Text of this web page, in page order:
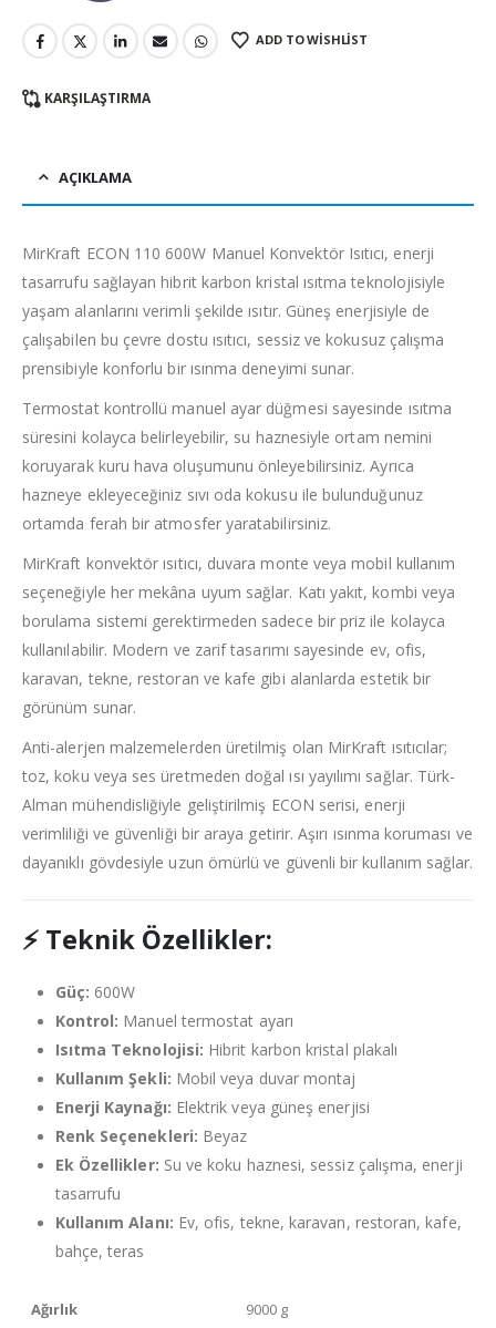
ADD TO WISHLIST
KARŞILAŞTIRMA
AÇIKLAMA
MirKraft ECON 110 600W Manuel Konvektör Isıtıcı, enerji
tasarrufu sağlayan hibrit karbon kristal ısıtma teknolojisiyle
yaşam alanlarını verimli şekilde ısıtır. Güneş enerjisiyle de
çalışabilen bu çevre dostu ısıtıcı, sessiz ve kokusuz çalışma
prensibiyle konforlu bir ısınma deneyimi sunar.
Termostat kontrollü manuel ayar düğmesi sayesinde ısıtma
süresini kolayca belirleyebilir, su haznesiyle ortam nemini
koruyarak kuru hava oluşumunu önleyebilirsiniz. Ayrıca
hazneye ekleyeceğiniz sıvı oda kokusu ile bulunduğunuz
ortamda ferah bir atmosfer yaratabilirsiniz.
MirKraft konvektör ısıtıcı, duvara monte veya mobil kullanım
seçeneğiyle her mekâna uyum sağlar. Katı yakıt, kombi veya
borulama sistemi gerektirmeden sadece bir priz ile kolayca
kullanılabilir. Modern ve zarif tasarımı sayesinde ev, ofis,
karavan, tekne, restoran ve kafe gibi alanlarda estetik bir
görünüm sunar.
Anti-alerjen malzemelerden üretilmiş olan MirKraft ısıtıcılar;
toz, koku veya ses üretmeden doğal ısı yayılımı sağlar. Türk-
Alman mühendisliğiyle geliştirilmiş ECON serisi, enerji
verimliliği ve güvenliği bir araya getirir. Aşırı ısınma koruması ve
dayanıklı gövdesiyle uzun ömürlü ve güvenli bir kullanım sağlar.
⚡ Teknik Özellikler:
Güç: 600W
Kontrol: Manuel termostat ayarı
Isıtma Teknolojisi: Hibrit karbon kristal plakalı
Kullanım Şekli: Mobil veya duvar montaj
Enerji Kaynağı: Elektrik veya güneş enerjisi
Renk Seçenekleri: Beyaz
Ek Özellikler: Su ve koku haznesi, sessiz çalışma, enerji
tasarrufu
Kullanım Alanı: Ev, ofis, tekne, karavan, restoran, kafe,
bahçe, teras
Ağırlık 9000 g